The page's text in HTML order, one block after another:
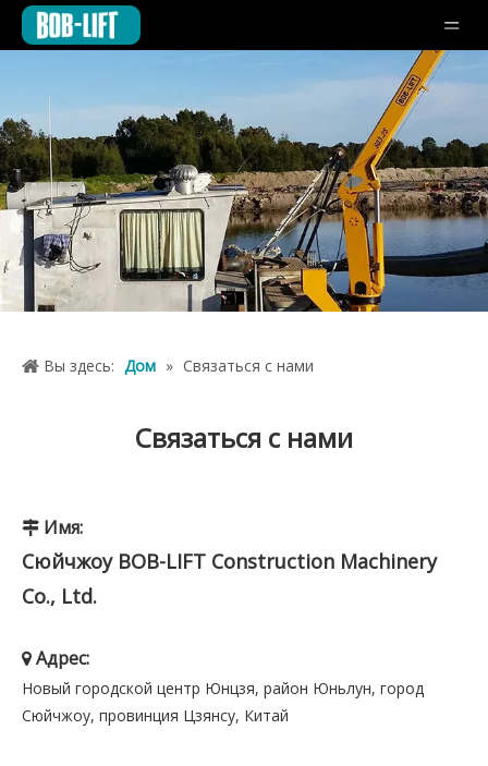
Вы здесь: Дом » Связаться с нами
Связаться с нами
 Имя:
Сюйчжоу BOB-LIFT Construction Machinery
Co., Ltd.
 Адрес:
Новый городской центр Юнцзя, район Юньлун, город
Сюйчжоу, провинция Цзянсу, Китай